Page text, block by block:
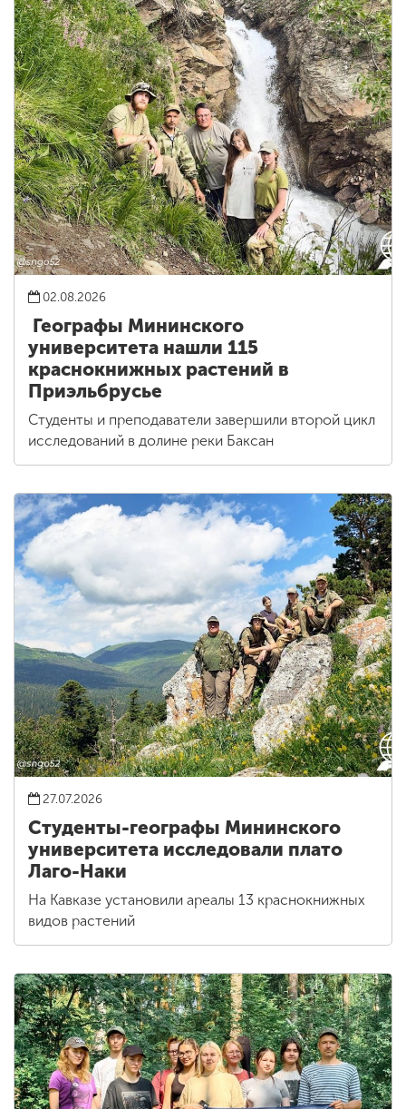
02.08.2026
Географы Мининского
университета нашли 115
краснокнижных растений в
Приэльбрусье
Студенты и преподаватели завершили второй цикл
исследований в долине реки Баксан
27.07.2026
Студенты-географы Мининского
университета исследовали плато
Лаго-Наки
На Кавказе установили ареалы 13 краснокнижных
видов растений